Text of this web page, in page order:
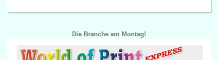
Die Branche am Montag!